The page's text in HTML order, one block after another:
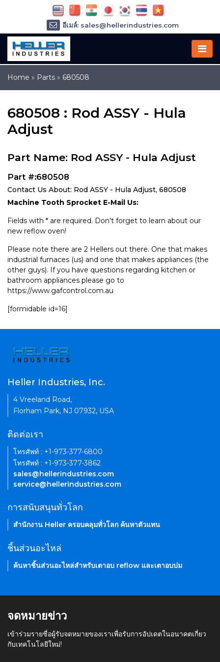
Home » Parts » 680508
680508 : Rod ASSY - Hula
Adjust
Part Name: Rod ASSY - Hula Adjust
Part #:680508
Contact Us About: Rod ASSY - Hula Adjust, 680508
Machine Tooth Sprocket E-Mail Us:
Fields with * are required. Don't forget to learn about our
new reflow oven!
Please note there are 2 Hellers out there. One that makes
industrial furnaces (us) and one that makes appliances (the
other guys). If you have questions regarding kitchen or
bathroom appliances please go to
https://www.gafcontrol.com.au
[formidable id=16]
อีเมล์: sales@hellerindustries.com
อีเมล์: service@hellerindustries.com
โทรศัพท์ :
Heller Industries, Inc.
4 Vreeland Road,
Florham Park, NJ 07932, USA
ติดต่อเรา
โทรศัพท์ : +1-973-377-6800
โทรศัพท์ : +1-973-377-3862
sales@hellerindustries.com
service@hellerindustries.com
การสนับสนุนทั่วโลก
สำนักงาน Heller ครอบคลุมทั่วโลก ค้นหาตัวแทน
ชิ้นส่วนอะไหล่
ค้นหาชิ้นส่วนอะไหล่สำหรับเตาอบ reflow และเตาอบบ่ม
จดหมายข่าว
เข้าร่วมรายชื่อผู้รับจดหมายของเราเพื่อรับการอัปเดตในอนาคตเกี่ยว
กับเทคโนโลยีใหม่!